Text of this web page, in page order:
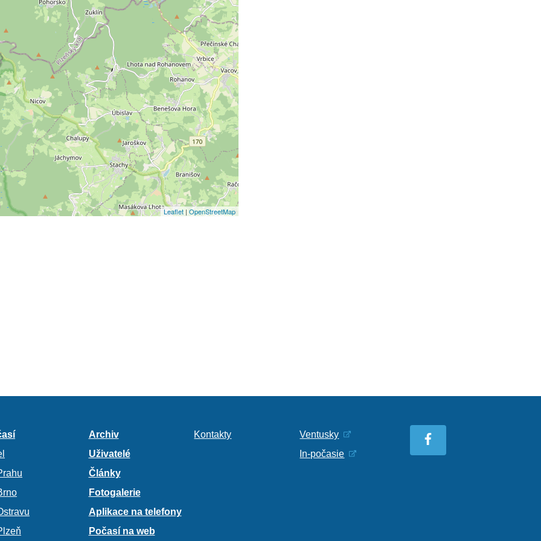
Leaflet| OpenStreetMap
Archiv
Uživatelé
Články
Fotogalerie
Aplikace na telefony
Počasí na web
Kontakty
Ventusky
In-počasie